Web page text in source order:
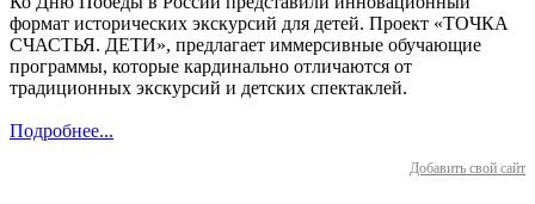
формат исторических экскурсий для детей. Проект «ТОЧКА
СЧАСТЬЯ. ДЕТИ», предлагает иммерсивные обучающие
программы, которые кардинально отличаются от
традиционных экскурсий и детских спектаклей.
Подробнее...
Добавить свой сайт